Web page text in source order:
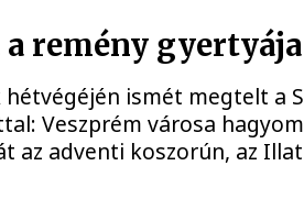
remény
ismét megtelt a
Veszprém városa
az adventi koszorún, az